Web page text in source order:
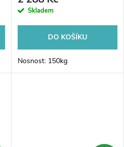
Skladem
DO KOŠÍKU
Nosnost: 150kg